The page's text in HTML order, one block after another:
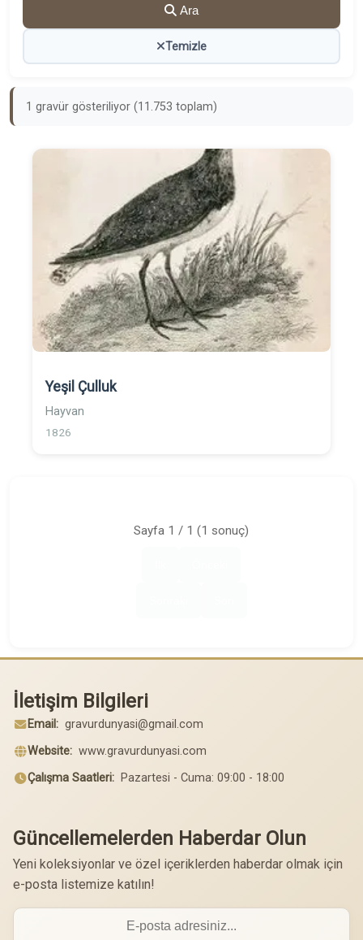
Ara
Temizle
1 gravür gösteriliyor (11.753 toplam)
Yeşil Çulluk
Hayvan
1826
Sayfa 1 / 1 (1 sonuç)
İletişim Bilgileri
Email: gravurdunyasi@gmail.com
Website: www.gravurdunyasi.com
Çalışma Saatleri: Pazartesi - Cuma: 09:00 - 18:00
Güncellemelerden Haberdar Olun
Yeni koleksiyonlar ve özel içeriklerden haberdar olmak için
e-posta listemize katılın!